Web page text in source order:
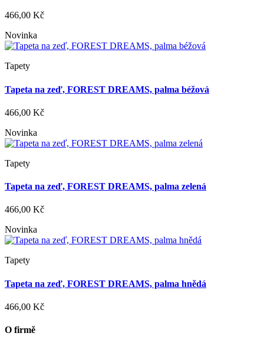
466,00 Kč
Novinka
Tapety
Tapeta na zeď, FOREST DREAMS, palma béžová
466,00 Kč
Novinka
Tapety
Tapeta na zeď, FOREST DREAMS, palma zelená
466,00 Kč
Novinka
Tapety
Tapeta na zeď, FOREST DREAMS, palma hnědá
466,00 Kč
O firmě